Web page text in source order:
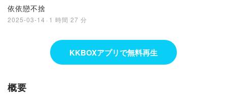
依依戀不捨
2025-03-14 · 1 時間 27 分
KKBOXアプリで無料再生
概要